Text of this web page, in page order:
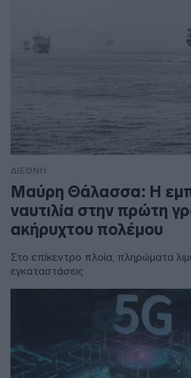
ΔΙΕΘΝΗ
Μαύρη Θάλασσα: Η
ναυτιλία στην πρώτη
ακήρυχτου πολέμου
Στο επίκεντρο πλοία, πληρώματα
εγκαταστάσεις